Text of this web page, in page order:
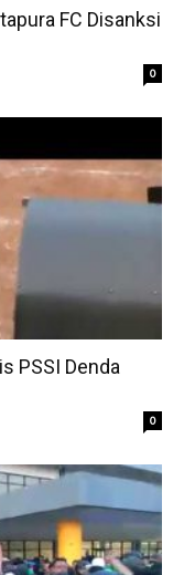
FC Disanksi
0
PSSI Denda
0